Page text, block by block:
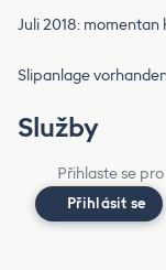
Juli 2018:
Slipanlage
Služby
Přihlaste se
Přihlásit se